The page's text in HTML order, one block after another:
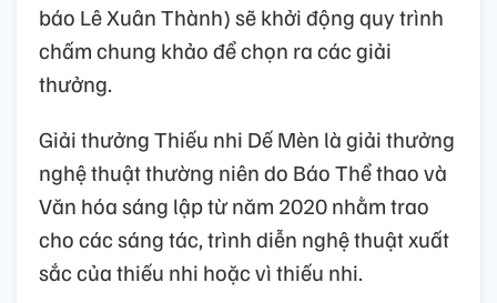
báo Lê Xuân Thành) sẽ khởi động quy trình
chấm chung khảo để chọn ra các giải
thưởng.
Giải thưởng Thiếu nhi Dế Mèn là giải thưởng
nghệ thuật thường niên do Báo Thể thao và
Văn hóa sáng lập từ năm 2020 nhằm trao
cho các sáng tác, trình diễn nghệ thuật xuất
sắc của thiếu nhi hoặc vì thiếu nhi.